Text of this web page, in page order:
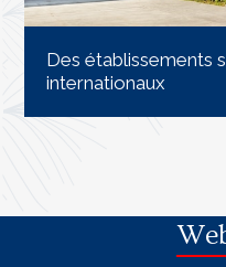
Des établissements
internationaux